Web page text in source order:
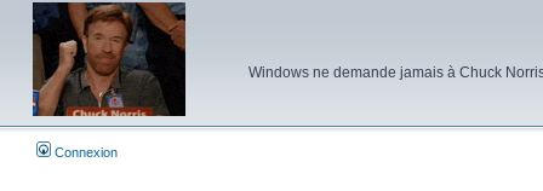
Windows ne demande jamais à Chuck
Connexion